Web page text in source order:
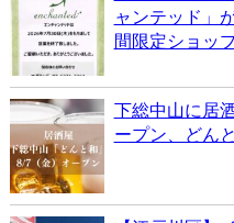
ャンテッド」
間限定ショッ
下総中山に居
ープン、どん